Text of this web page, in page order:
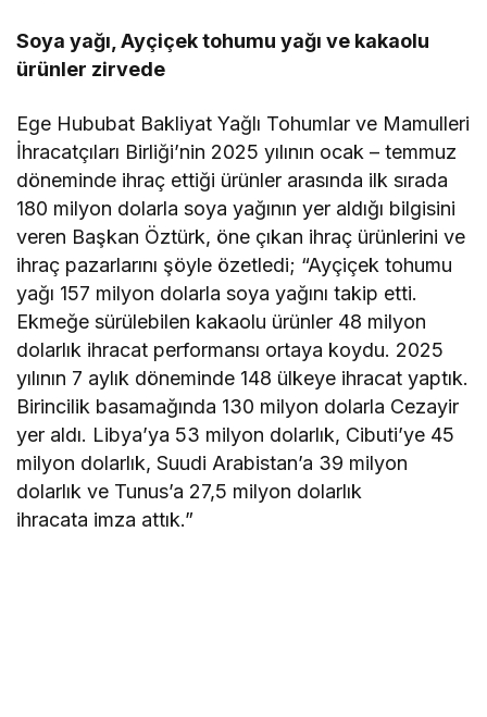
Soya yağı, Ayçiçek tohumu yağı ve kakaolu
ürünler zirvede
Ege Hububat Bakliyat Yağlı Tohumlar ve Mamulleri
İhracatçıları Birliği’nin 2025 yılının ocak – temmuz
döneminde ihraç ettiği ürünler arasında ilk sırada
180 milyon dolarla soya yağının yer aldığı bilgisini
veren Başkan Öztürk, öne çıkan ihraç ürünlerini ve
ihraç pazarlarını şöyle özetledi; “Ayçiçek tohumu
yağı 157 milyon dolarla soya yağını takip etti.
Ekmeğe sürülebilen kakaolu ürünler 48 milyon
dolarlık ihracat performansı ortaya koydu. 2025
yılının 7 aylık döneminde 148 ülkeye ihracat yaptık.
Birincilik basamağında 130 milyon dolarla Cezayir
yer aldı. Libya’ya 53 milyon dolarlık, Cibuti’ye 45
milyon dolarlık, Suudi Arabistan’a 39 milyon
dolarlık ve Tunus’a 27,5 milyon dolarlık
ihracata imza attık.”